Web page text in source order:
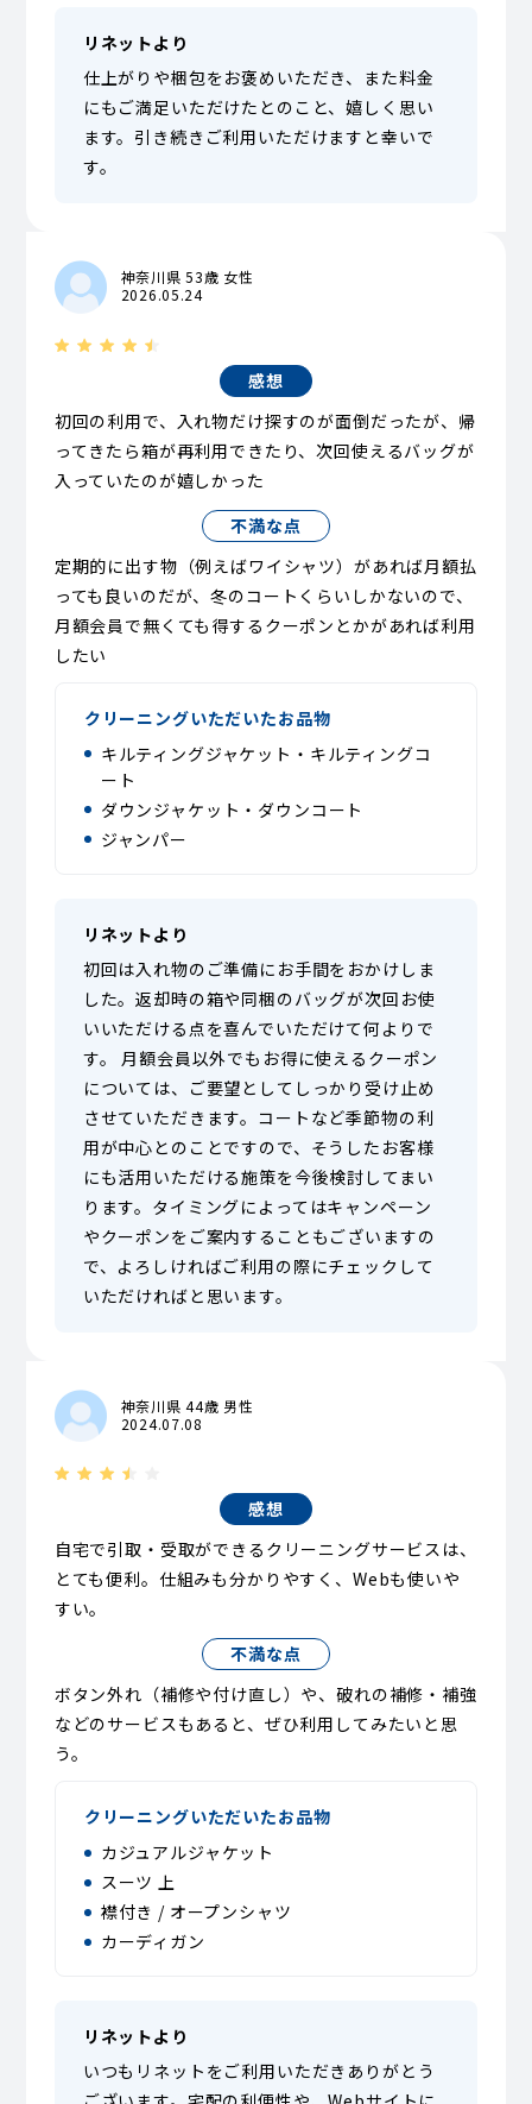
リネットより
仕上がりや梱包をお褒めいただき、また料金
にもご満足いただけたとのこと、嬉しく思い
ます。引き続きご利用いただけますと幸いで
す。
神奈川県 53歳 女性
2026.05.24
感想
初回の利用で、入れ物だけ探すのが面倒だったが、帰
ってきたら箱が再利用できたり、次回使えるバッグが
入っていたのが嬉しかった
不満な点
定期的に出す物（例えばワイシャツ）があれば月額払
っても良いのだが、冬のコートくらいしかないので、
月額会員で無くても得するクーポンとかがあれば利用
したい
クリーニングいただいたお品物
キルティングジャケット・キルティングコ
ート
ダウンジャケット・ダウンコート
ジャンパー
リネットより
初回は入れ物のご準備にお手間をおかけしま
した。返却時の箱や同梱のバッグが次回お使
いいただける点を喜んでいただけて何よりで
す。 月額会員以外でもお得に使えるクーポン
については、ご要望としてしっかり受け止め
させていただきます。コートなど季節物の利
用が中心とのことですので、そうしたお客様
にも活用いただける施策を今後検討してまい
ります。タイミングによってはキャンペーン
やクーポンをご案内することもございますの
で、よろしければご利用の際にチェックして
いただければと思います。
神奈川県 44歳 男性
2024.07.08
感想
自宅で引取・受取ができるクリーニングサービスは、
とても便利。仕組みも分かりやすく、Webも使いや
すい。
不満な点
ボタン外れ（補修や付け直し）や、破れの補修・補強
などのサービスもあると、ぜひ利用してみたいと思
う。
クリーニングいただいたお品物
カジュアルジャケット
スーツ 上
襟付き / オープンシャツ
カーディガン
リネットより
いつもリネットをご利用いただきありがとう